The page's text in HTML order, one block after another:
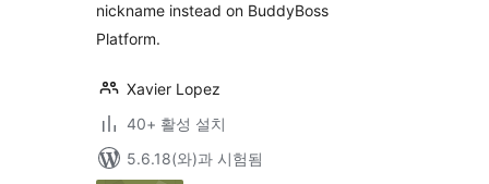
nickname instead on BuddyBoss
Platform.
Xavier Lopez
40+ 활성 설치
5.6.18(와)과 시험됨